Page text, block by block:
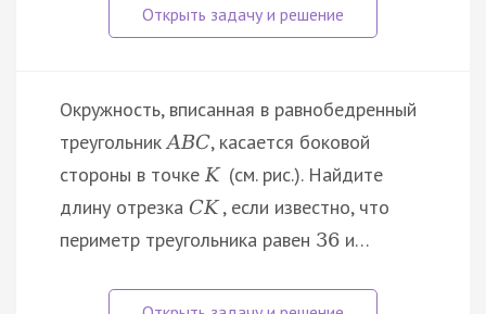
Окружность, вписанная в равнобедренный
треугольникABC, касается боковой
стороны в точкеK (см. рис.). Найдите
длину отрезка CK , если известно, что
периметр треугольника равен 36 и…